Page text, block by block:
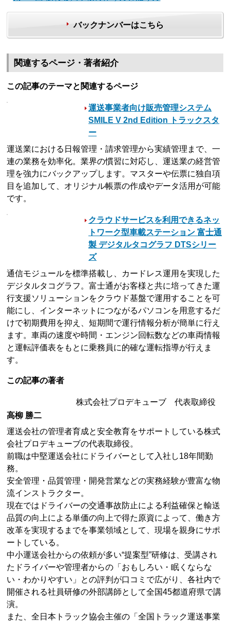
バックナンバーはこちら
関連するページ・著者紹介
この記事のテーマと関連するページ
運送事業者向け販売管理システム
SMILE V 2nd Edition トラックスタ
ー
運送業における日報管理・請求管理から実績管理まで、一
連の業務を効率化。業界の慣習に対応し、運送業の経営管
理を強力にバックアップします。マスターや伝票に独自項
目を追加して、オリジナル帳票の作成やデータ活用が可能
です。
クラウドサービスを利用できるネッ
トワーク型車載ステーション 富士通
製 デジタルタコグラフ DTSシリー
ズ
通信モジュールを標準搭載し、カードレス運用を実現した
デジタルタコグラフ。富士通がお客様と共に培ってきた運
行支援ソリューションをクラウド基盤で運用することを可
能にし、インターネットにつながるパソコンを用意するだ
けで初期費用を抑え、短期間で運行情報分析が簡単に行え
ます。車両の速度や時間・エンジン回転数などの車両情報
と運転評価表をもとに乗務員に的確な運転指導が行えま
す。
この記事の著者
株式会社プロデキューブ 代表取締役
高柳 勝二
運送会社の管理者育成と安全教育をサポートしている株式
会社プロデキューブの代表取締役。
前職は中堅運送会社にドライバーとして入社し18年間勤
務。
安全管理・品質管理・開発営業などの実務経験が豊富な物
流インストラクター。
現在ではドライバーの交通事故防止による利益確保と輸送
品質の向上による単価の向上で得た原資によって、働き方
改革を実現するまでを事業領域として、現場を親身にサポ
ートしている。
中小運送会社からの依頼が多い“提案型”研修は、受講され
たドライバーや管理者からの「おもしろい・眠くならな
い・わかりやすい」との評判が口コミで広がり、各社内で
開催される社員研修の外部講師として全国45都道府県で講
演。
また、全日本トラック協会主催の「全国トラック運送事業